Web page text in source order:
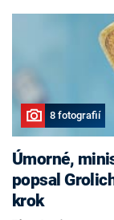
8 fotografií
Úmorné,
popsal
krok